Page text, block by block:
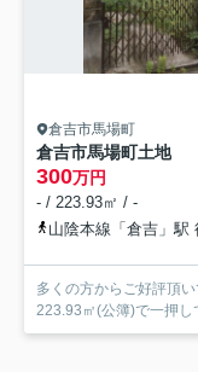
倉吉市馬場町
倉吉市馬場町土地
300万円
- / 223.93㎡ / -
山陰本線「倉吉」駅
多くの方からご好評頂
223.93㎡(公簿)で一押